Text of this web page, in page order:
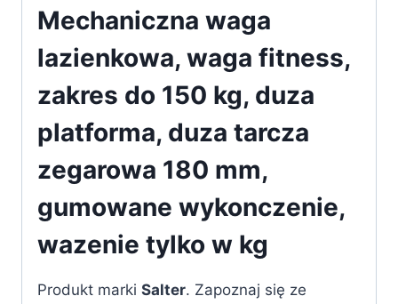
Mechaniczna waga
lazienkowa, waga fitness,
zakres do 150 kg, duza
platforma, duza tarcza
zegarowa 180 mm,
gumowane wykonczenie,
wazenie tylko w kg
Produkt marki Salter. Zapoznaj się ze